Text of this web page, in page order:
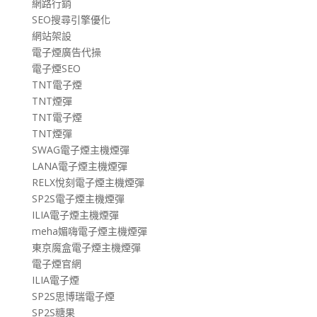
網路行銷
SEO搜尋引擎優化
網站架設
電子煙廣告代操
電子煙SEO
TNT電子煙
TNT煙彈
TNT電子煙
TNT煙彈
SWAG電子煙主機煙彈
LANA電子煙主機煙彈
RELX悅刻電子煙主機煙彈
SP2S電子煙主機煙彈
ILIA電子煙主機煙彈
meha媚嗨電子煙主機煙彈
東京魔盒電子煙主機煙彈
電子煙官網
ILIA電子煙
SP2S思博瑞電子煙
SP2S糖果